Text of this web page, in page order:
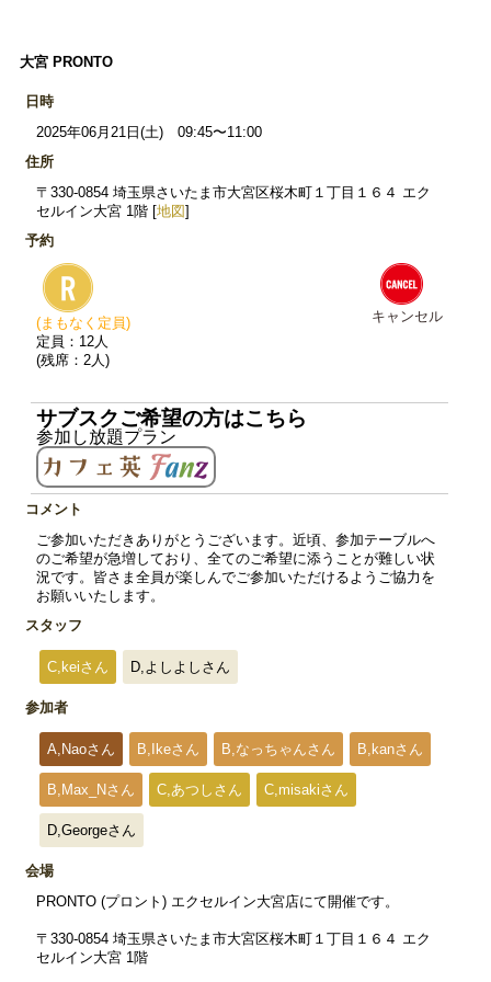
大宮 PRONTO
日時
2025年06月21日(土) 09:45〜11:00
住所
〒330-0854 埼玉県さいたま市大宮区桜木町１丁目１６４ エク
セルイン大宮 1階 [地図]
予約
(まもなく定員)
定員：12人
(残席：2人)
キャンセル
サブスクご希望の方はこちら
参加し放題プラン
コメント
ご参加いただきありがとうございます。近頃、参加テーブルへ
のご希望が急増しており、全てのご希望に添うことが難しい状
況です。皆さま全員が楽しんでご参加いただけるようご協力を
お願いいたします。
スタッフ
C,keiさん D,よしよしさん
参加者
A,Naoさん B,Ikeさん B,なっちゃんさん B,kanさん
B,Max_Nさん C,あつしさん C,misakiさん
D,Georgeさん
会場
PRONTO (プロント) エクセルイン大宮店にて開催です。
〒330-0854 埼玉県さいたま市大宮区桜木町１丁目１６４ エク
セルイン大宮 1階